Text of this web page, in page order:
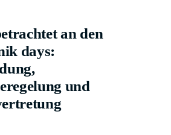
an den
days:
und